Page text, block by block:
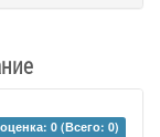
0 (Всего: 0)